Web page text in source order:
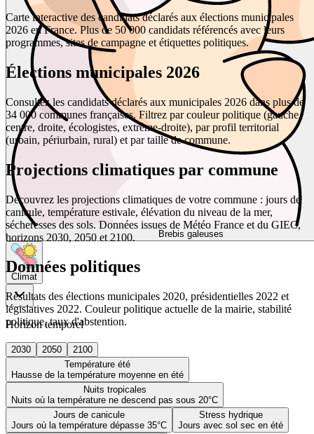
Brebis galeuses
Climat
Horizon temporel
2030 2050
2100
Température été
Hausse de la température moyenne en été
Nuits tropicales
Nuits où la température ne descend pas sous 20°C
Jours de canicule
Jours où la température dépasse 35°C
Stress hydrique
Jours avec sol sec en été
Carte interactive des candidats déclarés aux élections municipales
2026 en France. Plus de 50 000 candidats référencés avec leurs
programmes, sites de campagne et étiquettes politiques.
Élections municipales 2026
Consultez les candidats déclarés aux municipales 2026 dans plus de
34 000 communes françaises. Filtrez par couleur politique (gauche,
centre, droite, écologistes, extrême-droite), par profil territorial
(urbain, périurbain, rural) et par taille de commune.
Projections climatiques par commune
Découvrez les projections climatiques de votre commune : jours de
canicule, température estivale, élévation du niveau de la mer,
sécheresses des sols. Données issues de Météo France et du GIEC,
horizons 2030, 2050 et 2100.
Données politiques
Résultats des élections municipales 2020, présidentielles 2022 et
législatives 2022. Couleur politique actuelle de la mairie, stabilité
politique, taux d'abstention.